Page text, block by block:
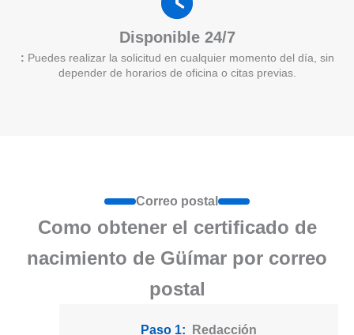
Disponible 24/7
: Puedes realizar la solicitud en cualquier momento del día, sin
depender de horarios de oficina o citas previas.
Correo postal
Como obtener el certificado de
nacimiento de Güímar por correo
postal
Paso 1: Redacción